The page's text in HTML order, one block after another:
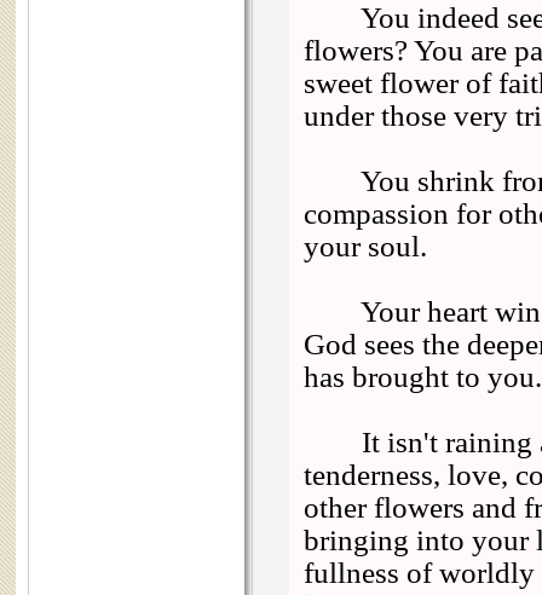
You indeed see
flowers? You are
sweet flower of
under those very
You shrink from
compassion for
your soul.
Your heart
God sees the
has brought to you.
It isn't raining
tenderness, love,
other flowers and
bringing into your
fullness of worldly